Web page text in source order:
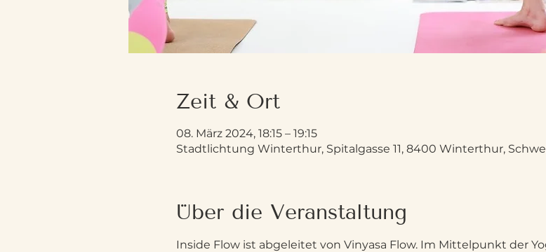
Zeit & Ort
08. März 2024, 18:15 – 19:15
Stadtlichtung Winterthur, Spitalgasse 11, 8400 Winterthur,
Über die Veranstaltung
Inside Flow ist abgeleitet von Vinyasa Flow. Im Mittelpunkt der